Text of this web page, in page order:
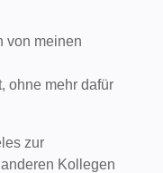
von meinen
ohne mehr dafür
zur
Kollegen